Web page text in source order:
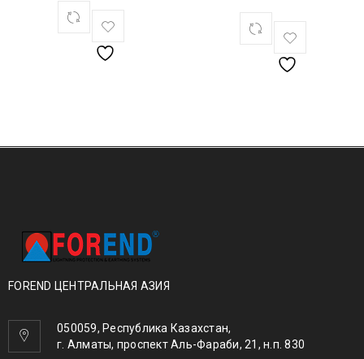
FOREND ЦЕНТРАЛЬНАЯ АЗИЯ
050059, Республика Казахстан,
г. Алматы, проспект Аль-Фараби, 21, н.п. 830